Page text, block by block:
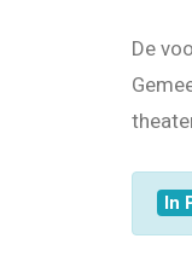
De
In